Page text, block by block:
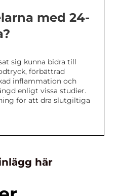
med 24-
sig kunna bidra till
förbättrad
inflammation och
enligt vissa studier.
för att dra slutgiltiga
här